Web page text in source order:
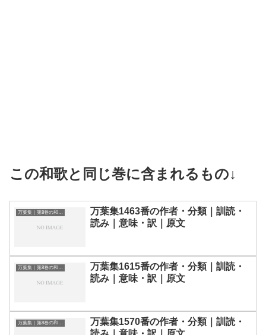
この和歌と同じ巻に含まれるもの↓
万葉集1463番の作者・分類｜訓読・
読み｜意味・訳｜原文
万葉集｜第8巻の和歌一覧
万葉集1615番の作者・分類｜訓読・
読み｜意味・訳｜原文
万葉集｜第8巻の和歌一覧
万葉集1570番の作者・分類｜訓読・